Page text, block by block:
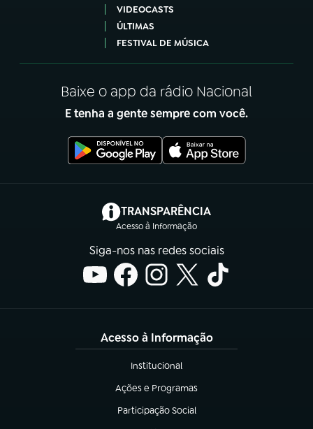
VIDEOCASTS
ÚLTIMAS
FESTIVAL DE MÚSICA
Baixe o app da rádio Nacional
E tenha a gente sempre com você.
TRANSPARÊNCIA
Acesso à Informação
(abre em nova aba)
Siga-nos nas redes sociais
Acesso à Informação
Institucional
(abre em nova aba)
Ações e Programas
(abre em nova aba)
Participação Social
(abre em nova aba)